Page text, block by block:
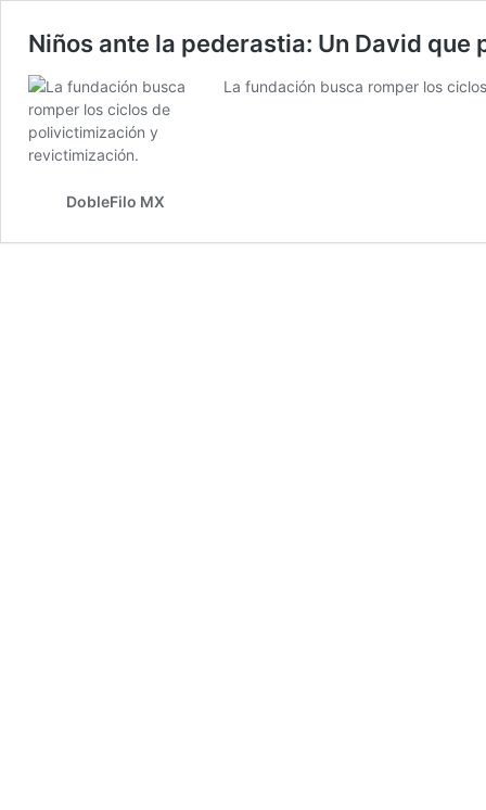
Niños ante la pederastia: Un David
La fundación busca romper los
DobleFilo MX